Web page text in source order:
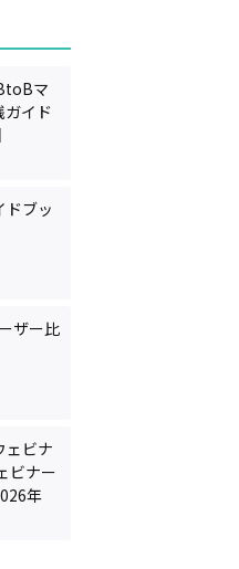
マ
ガイド
ドブッ
ザー比
ェビナ
ビナー
年